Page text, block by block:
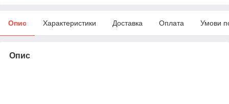
Опис Характеристики Доставка Оплата Умови
Опис